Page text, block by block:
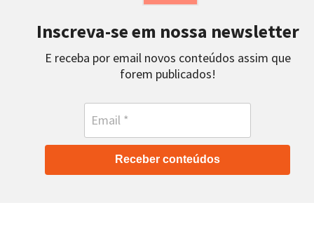
Inscreva-se em nossa newsletter
E receba por email novos conteúdos assim que
forem publicados!
Receber conteúdos